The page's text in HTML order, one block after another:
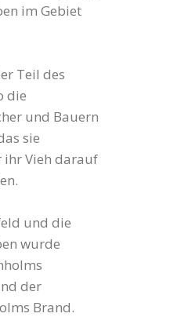
im Gebiet
Teil des
die
und Bauern
sie
ihr Vieh darauf
und die
wurde
der
Brand.